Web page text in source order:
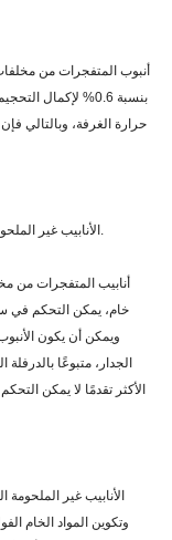
أنبوب المتفجرات من
بنسبة 0.6%
حرارة الغرفة، وبالتالي
الأنابيب غير الملحومة: الحد الأقصى لدقة التحكم في سمك الجدار هو 0.9 مم.
أنابيب المتفجرات من
ويمكن أن يكون
الجدار، متبوعًا
الأنابيب غير
وتكوين المواد الخام